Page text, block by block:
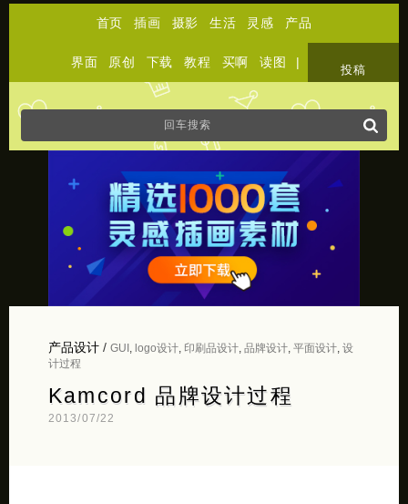
首页 插画 摄影 生活 灵感 产品
界面 原创 下载 教程 买啊 读图 |
投稿
产品设计/ GUI logo设计, 印刷品设计, 品牌设计, 平面设计, 设
计过程
Kamcord 品牌设计过程
2013/07/22